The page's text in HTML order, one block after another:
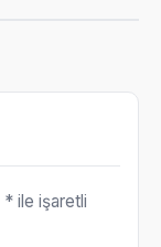
* ile işaretli